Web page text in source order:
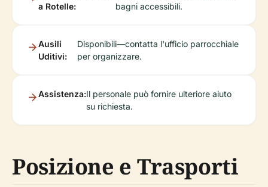
a Rotelle:
bagni accessibili.
Ausili
Uditivi:
Disponibili—contatta l'ufficio parrocchiale
per organizzare.
Assistenza:Il personale può fornire ulteriore aiuto
su richiesta.
Posizione e Trasporti